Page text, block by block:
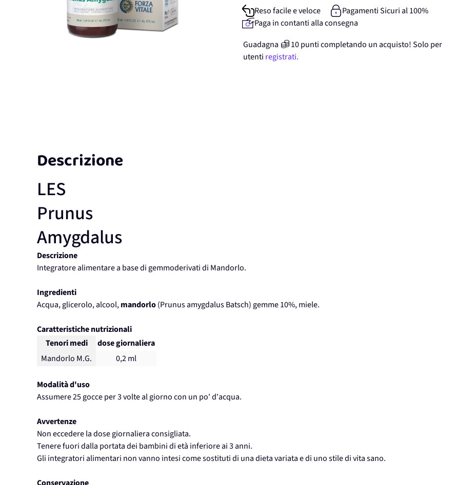
Reso facile e veloce
Pagamenti Sicuri al 100%
Paga in contanti alla consegna
Guadagna
10punticompletando un acquisto! Solo per
utenti registrati.
Descrizione
LES
Prunus
Amygdalus
Descrizione
Integratore alimentare a base di gemmoderivati di Mandorlo.
Ingredienti
Acqua, glicerolo, alcool,mandorlo(Prunus amygdalus Batsch) gemme 10%, miele.
Caratteristiche nutrizionali
Tenori medi
dose giornaliera
Mandorlo M.G.
0,2 ml
Modalità d'uso
Assumere 25 gocce per 3 volte al giorno con un po' d'acqua.
Avvertenze
Non eccedere la dose giornaliera consigliata.
Tenere fuori dalla portata dei bambini di età inferiore ai 3 anni.
Gli integratori alimentari non vanno intesi come sostituti di una dieta variata e di uno stile di vita sano.